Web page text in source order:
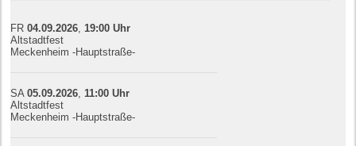
FR04.09.2026 19:00 Uhr
Altstadtfest
Meckenheim -Hauptstraße-
SA05.09.2026 11:00 Uhr
Altstadtfest
Meckenheim -Hauptstraße-